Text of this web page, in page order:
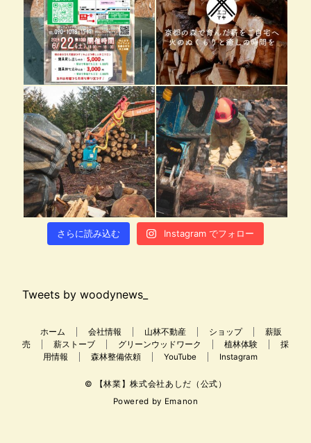
さらに読み込む Instagram でフォロー
Tweets by woodynews_
ホーム 会社情報 山林不動産 ショップ
薪販
売
薪ストーブ グリーンウッドワーク 植林体験
採
用情報
森林整備依頼 YouTube Instagram
© 【林業】株式会社あしだ（公式）
Powered by Emanon